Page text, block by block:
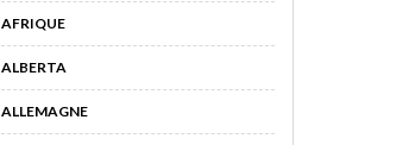
AFRIQUE
ALBERTA
ALLEMAGNE